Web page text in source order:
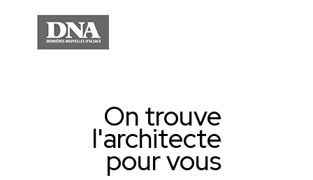
On trouve
l'architecte
pour vous